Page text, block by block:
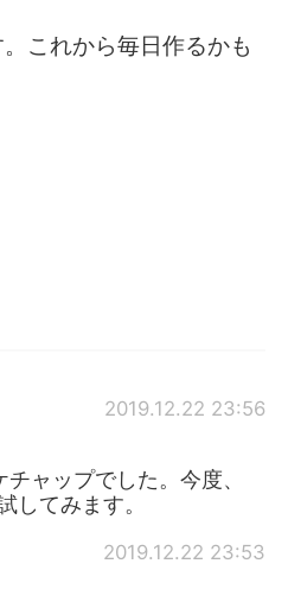
これから毎日作るかも
2019.12.22 23:56
チャップでした。今度、
してみます。
2019.12.22 23:53